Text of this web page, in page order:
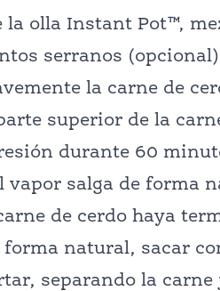
la olla Instant Pot™,
serranos
la carne de
superior de la
durante 60
vapor salga de forma
de cerdo haya
forma natural, sacar
separando la